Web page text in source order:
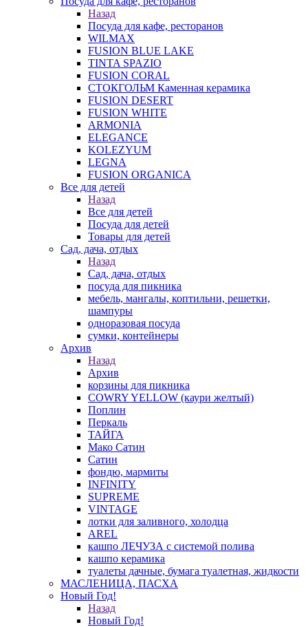
Назад
Посуда для кафе, ресторанов
WILMAX
FUSION BLUE LAKE
TINTA SPAZIO
FUSION CORAL
СТОКГОЛЬМ Каменная керамика
FUSION DESERT
FUSION WHITE
ARMONIA
ELEGANCE
KOLEZYUM
LEGNA
FUSION ORGANICA
Все для детей
Назад
Все для детей
Посуда для детей
Товары для детей
Сад, дача, отдых
Назад
Сад, дача, отдых
посуда для пикника
мебель, мангалы, коптильни, решетки,
шампуры
одноразовая посуда
сумки, контейнеры
Архив
Назад
Архив
корзины для пикника
COWRY YELLOW (каури желтый)
Поплин
Перкаль
ТАЙГА
Мако Сатин
Сатин
фондю, мармиты
INFINITY
SUPREME
VINTAGE
лотки для заливного, холодца
AREL
кашпо ЛЕЧУЗА с системой полива
кашпо керамика
туалеты дачные, бумага туалетная, жидкости
МАСЛЕНИЦА, ПАСХА
Новый Год!
Назад
Новый Год!